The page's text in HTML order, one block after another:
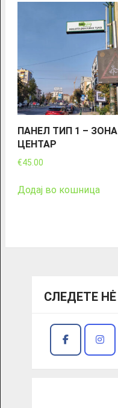
ПАНЕЛ ТИП 1 – ЗОНА
ЦЕНТАР
€45.00
Додај во кошница
СЛЕДЕТЕ НĖ